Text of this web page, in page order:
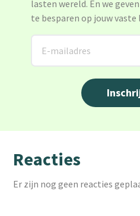
lasten wereld. En we
te besparen op jouw vaste
Reacties
Er zijn nog geen reacties